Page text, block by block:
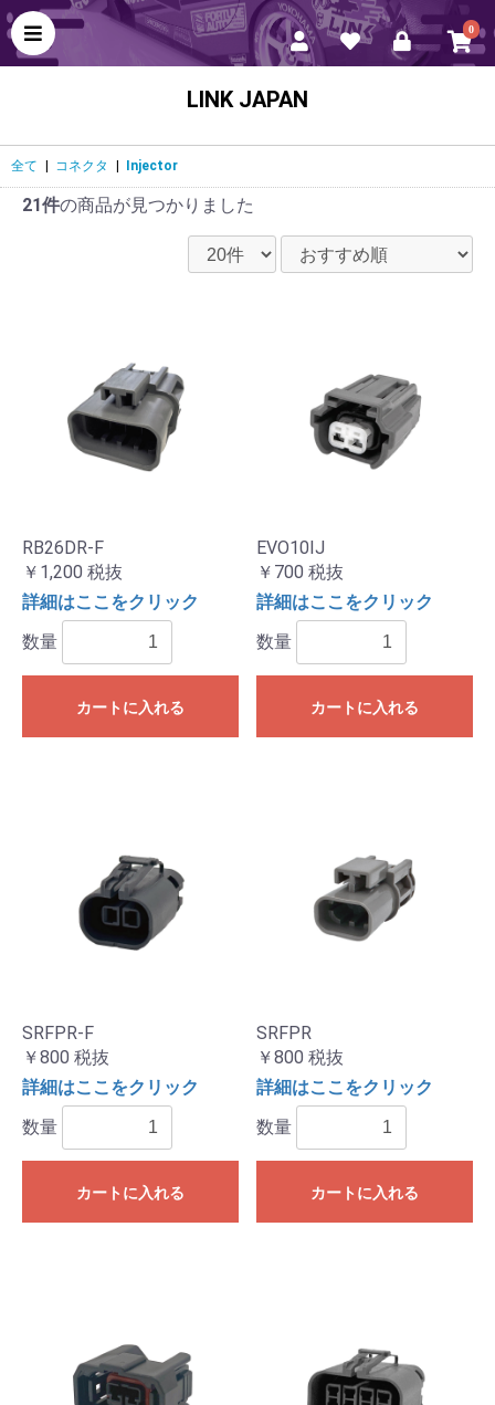
0
LINK JAPAN
全て コネクタ Injector
21件の商品が見つかりました
RB26DR-F
￥1,200 税抜
詳細はここをクリック
数量
カートに入れる
EVO10IJ
￥700 税抜
詳細はここをクリック
数量
カートに入れる
SRFPR-F
￥800 税抜
詳細はここをクリック
数量
カートに入れる
SRFPR
￥800 税抜
詳細はここをクリック
数量
カートに入れる